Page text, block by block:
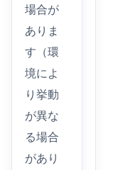
場合が
ありま
す（環
境によ
り挙動
が異な
る場合
があり